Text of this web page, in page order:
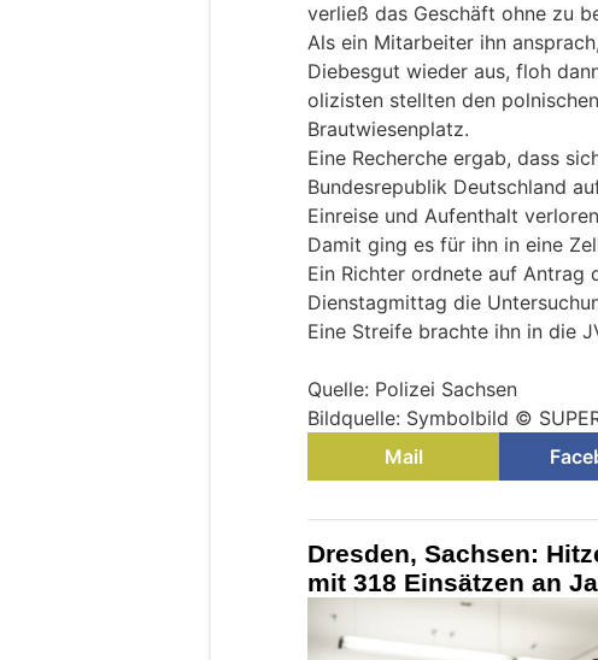
verließ das Geschäft ohne zu
Als ein Mitarbeiter ihn
Diebesgut wieder aus, floh
olizisten stellten den
Brautwiesenplatz.
Eine Recherche ergab, dass
Bundesrepublik Deutschland
Einreise und Aufenthalt
Damit ging es für ihn in eine
Ein Richter ordnete auf Antrag
Dienstagmittag die
Eine Streife brachte ihn in die
Quelle: Polizei Sachsen
Bildquelle: Symbolbild ©
Mail
Dresden, Sachsen:
mit 318 Einsätzen an